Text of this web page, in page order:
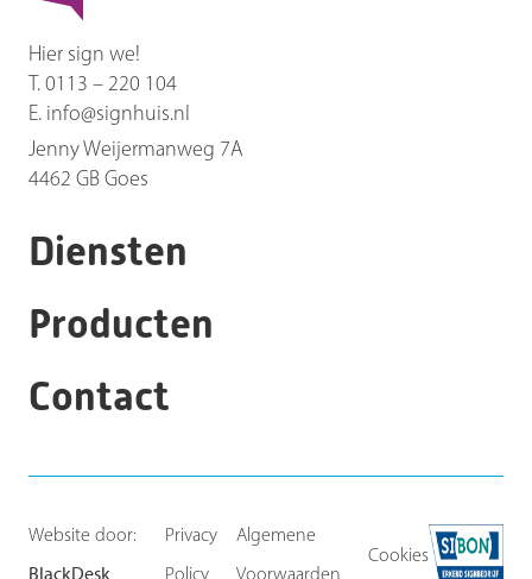
Hier sign we!
T.0113 – 220 104
E. info@signhuis.nl
Jenny Weijermanweg 7A
4462 GBGoes
Diensten
Producten
Contact
Website door:
BlackDesk
Privacy
Policy
Algemene
Voorwaarden
Cookies